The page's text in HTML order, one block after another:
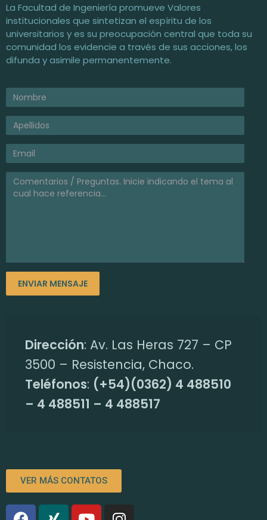
La Facultad de Ingeniería promueve Valores
institucionales que sintetizan el espíritu de los
universitarios y es su preocupación central que toda su
comunidad los evidencie a través de sus acciones, los
difunda y asimile permanentemente.
Dirección: Av. Las Heras 727 – CP
3500 – Resistencia, Chaco.
Teléfonos: (+54)(0362) 4 488510
– 4 488511 – 4 488517
VER MÁS CONTATOS